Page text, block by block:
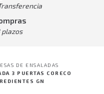
plazos
DE ENSALADAS
3 PUERTAS CORECO
GN